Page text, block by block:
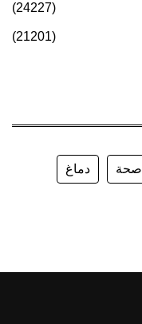
(24227)
(21201)
صحة دماغ